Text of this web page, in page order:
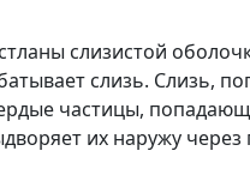
слизистой
слизь. Слизь,
частицы,
их наружу через